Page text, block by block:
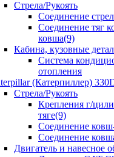
Стрела/Рукоять
Соединение
Соединение тяг
ковша(9)
Кабина, кузовные
Система
отопления
(Катерпиллер)
Стрела/Рукоять
Крепления г/
тяге(9)
Соединение
Соединение
Двигатель и навесное